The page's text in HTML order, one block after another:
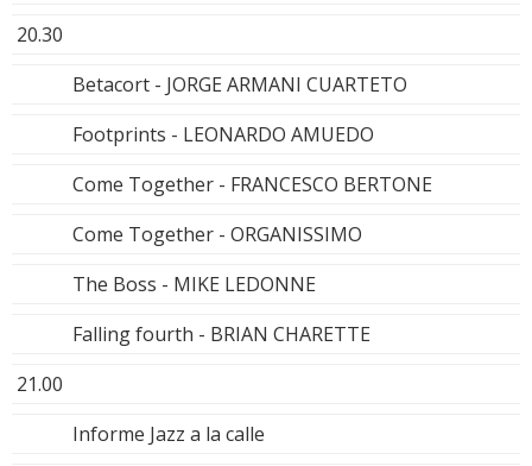
20.30
Betacort - JORGE ARMANI CUARTETO
Footprints - LEONARDO AMUEDO
Come Together - FRANCESCO BERTONE
Come Together - ORGANISSIMO
The Boss - MIKE LEDONNE
Falling fourth - BRIAN CHARETTE
21.00
Informe Jazz a la calle